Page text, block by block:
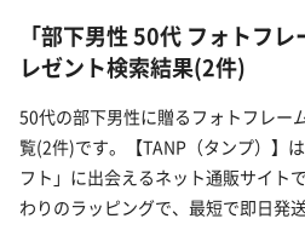
「部下男性 50代 フォトフ
レゼント検索結果(2件)
50代の部下男性に贈るフォトフレー
覧(2件)です。【TANP（タンプ）】
フト」に出会えるネット通販サイト
わりのラッピングで、最短で即日発